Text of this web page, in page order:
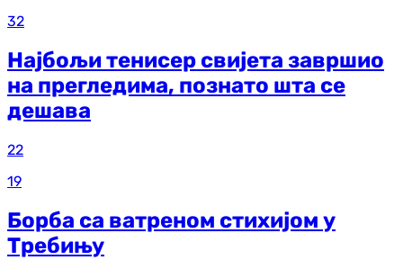
32
Најбољи тенисер свијета завршио
на прегледима, познато шта се
дешава
22
19
Борба са ватреном стихијом у
Требињу